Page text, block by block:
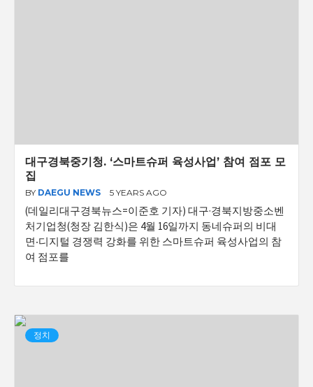
대구경북중기청. ‘스마트슈퍼 육성사업’ 참여 점포 모
집
BY DAEGU NEWS 5 YEARS AGO
(데일리대구경북뉴스=이준호 기자) 대구·경북지방중소벤
처기업청(청장 김한식)은 4월 16일까지 동네슈퍼의 비대
면‧디지털 경쟁력 강화를 위한 스마트슈퍼 육성사업의 참
여 점포를
정치